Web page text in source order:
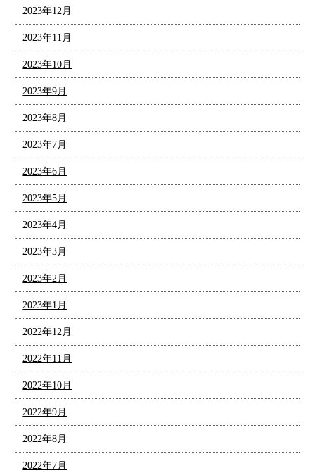
2023年12月
2023年11月
2023年10月
2023年9月
2023年8月
2023年7月
2023年6月
2023年5月
2023年4月
2023年3月
2023年2月
2023年1月
2022年12月
2022年11月
2022年10月
2022年9月
2022年8月
2022年7月